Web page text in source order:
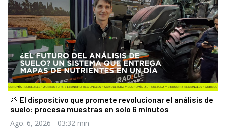
🌱 El dispositivo que promete revolucionar el análisis de
suelo: procesa muestras en solo 6 minutos
Ago. 6, 2026 - 03:32 min